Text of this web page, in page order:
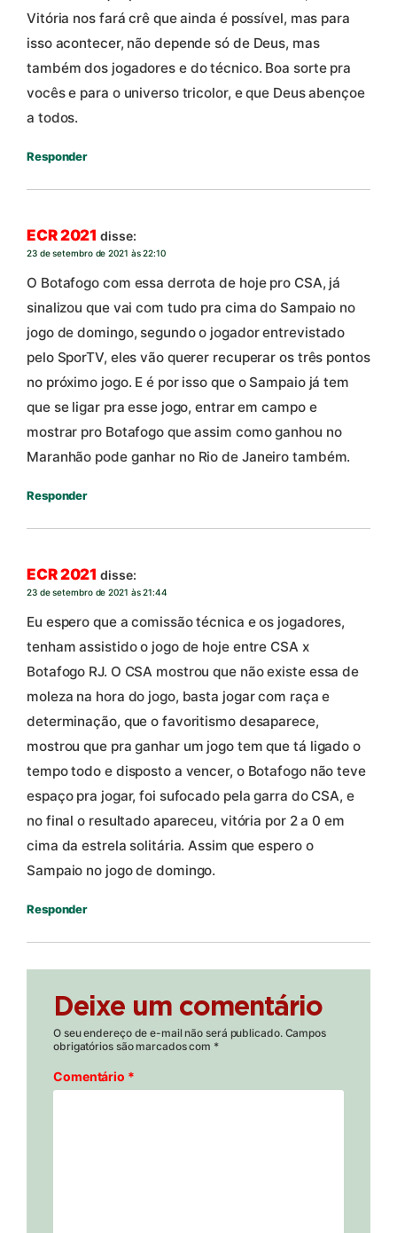
Vitória nos fará crê que ainda é possível, mas para
isso acontecer, não depende só de Deus, mas
também dos jogadores e do técnico. Boa sorte pra
vocês e para o universo tricolor, e que Deus abençoe
a todos.
Responder
ECR 2021 disse:
23 de setembro de 2021 às 22:10
O Botafogo com essa derrota de hoje pro CSA, já
sinalizou que vai com tudo pra cima do Sampaio no
jogo de domingo, segundo o jogador entrevistado
pelo SporTV, eles vão querer recuperar os três pontos
no próximo jogo. E é por isso que o Sampaio já tem
que se ligar pra esse jogo, entrar em campo e
mostrar pro Botafogo que assim como ganhou no
Maranhão pode ganhar no Rio de Janeiro também.
Responder
ECR 2021 disse:
23 de setembro de 2021 às 21:44
Eu espero que a comissão técnica e os jogadores,
tenham assistido o jogo de hoje entre CSA x
Botafogo RJ. O CSA mostrou que não existe essa de
moleza na hora do jogo, basta jogar com raça e
determinação, que o favoritismo desaparece,
mostrou que pra ganhar um jogo tem que tá ligado o
tempo todo e disposto a vencer, o Botafogo não teve
espaço pra jogar, foi sufocado pela garra do CSA, e
no final o resultado apareceu, vitória por 2 a 0 em
cima da estrela solitária. Assim que espero o
Sampaio no jogo de domingo.
Responder
Deixe um comentário
O seu endereço de e-mail não será publicado. Campos
obrigatórios são marcados com *
Comentário *